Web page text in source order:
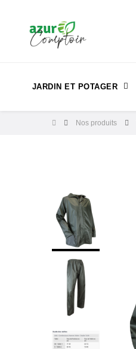
JARDIN ET POTAGER
Nos produits